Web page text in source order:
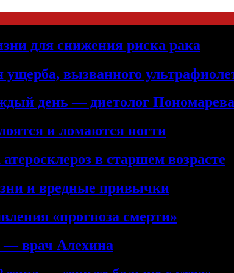
для снижения риска рака
вызванного
день — диетолог Пономарева
и ломаются ногти
в старшем возрасте
и вредные привычки
«прогноза смерти»
— врач Алехина